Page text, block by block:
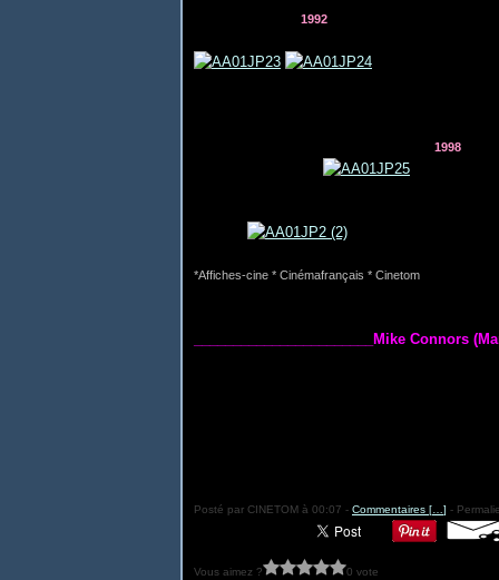
1992
1998
*Affiches-cine * Cinémafrançais * Cinetom
_______________________Mike Connors
Posté par CINETOM à 00:07 - Commentaires [ ] -
Vous aimez ? 0 vote